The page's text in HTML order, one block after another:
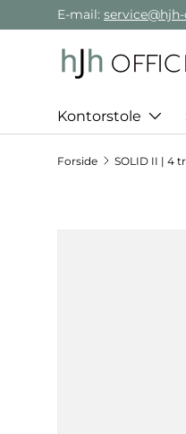
Gå direkte til
E-mail:
Kontorstole
Forside SOLID II | 4